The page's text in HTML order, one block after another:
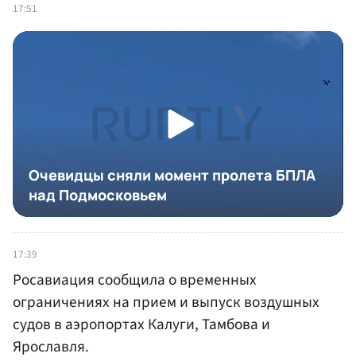
17:51
17:39
Росавиация сообщила о временных
ограничениях на прием и выпуск воздушных
судов в аэропортах Калуги, Тамбова и
Ярославля.